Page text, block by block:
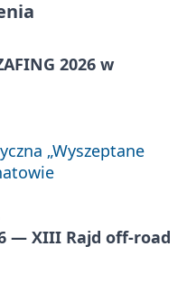
2026 w
„Wyszeptane
— XIII Rajd off‑road